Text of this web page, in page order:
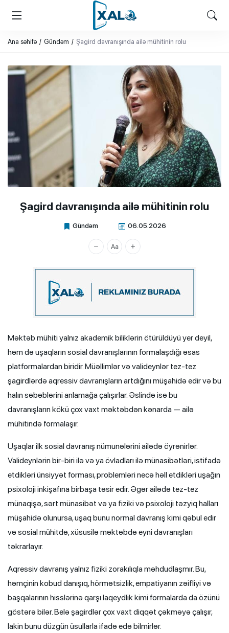
XALQ.ONLINE
ONLAYN PLATFORMA
Ana səhifə Gündəm Şagird davranışında ailə mühitinin rolu
Şagird davranışında ailə mühitinin rolu
Gündəm 06.05.2026
Xalq.Online
Məktəb mühiti yalnız akademik biliklərin ötürüldüyü yer deyil,
həm də uşaqların sosial davranışlarının formalaşdığı əsas
platformalardan biridir. Müəllimlər və valideynlər tez-tez
şagirdlərdə aqressiv davranışların artdığını müşahidə edir və bu
halın səbəblərini anlamağa çalışırlar. Əslində isə bu
davranışların kökü çox vaxt məktəbdən kənarda — ailə
mühitində formalaşır.
Uşaqlar ilk sosial davranış nümunələrini ailədə öyrənirlər.
Valideynlərin bir-biri ilə və ya övladları ilə münasibətləri, istifadə
etdikləri ünsiyyət forması, problemləri necə həll etdikləri uşağın
psixoloji inkişafına birbaşa təsir edir. Əgər ailədə tez-tez
münaqişə, sərt münasibət və ya fiziki və psixoloji təzyiq halları
müşahidə olunursa, uşaq bunu normal davranış kimi qəbul edir
və sosial mühitdə, xüsusilə məktəbdə eyni davranışları
təkrarlayır.
Aqressiv davranış yalnız fiziki zorakılıqla məhdudlaşmır. Bu,
həmçinin kobud danışıq, hörmətsizlik, empatiyanın zəifliyi və
başqalarının hisslərinə qarşı laqeydlik kimi formalarda da özünü
göstərə bilər. Belə şagirdlər çox vaxt diqqət çəkməyə çalışır,
lakin bunu düzgün üsullarla ifadə edə bilmirlər.